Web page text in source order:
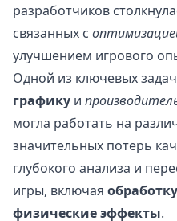
разработчиков
связанных с
улучшением игрового
Одной из ключевых
графику и
могла работать на
значительных потерь
глубокого анализа и
игры, включая
физические эффекты.